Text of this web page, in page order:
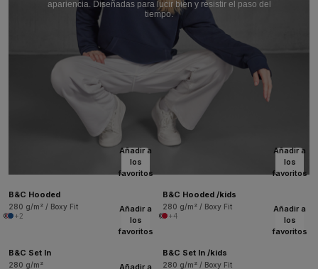
apariencia. Diseñadas para lucir bien y resistir el paso del
tiempo.
Añadir a
los
favoritos
B&C Hooded
280 g/m² / Boxy Fit
+2
Añadir a
los
favoritos
B&C Hooded /kids
280 g/m² / Boxy Fit
+4
Añadir a
los
favoritos
B&C Set In
280 g/m²
Añadir a
los
favoritos
B&C Set In /kids
280 g/m² / Boxy Fit
Añadir a